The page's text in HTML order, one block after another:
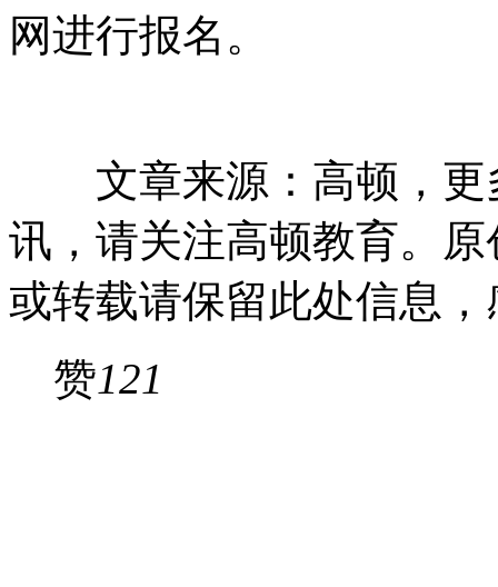
网进行报名。
文章来源：高顿，更
讯，请关注高顿教育。
或转载请保留此处信息
赞121